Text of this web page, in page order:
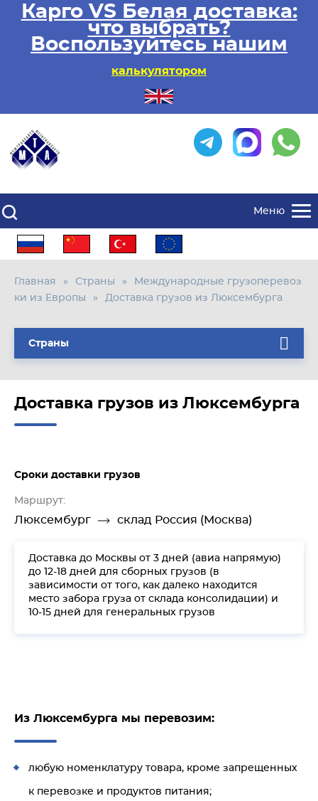
Карго VS Белая доставка:
что выбрать?
Воспользуйтесь нашим
калькулятором
Меню
Главная Страны
Международные грузоперевоз
ки из Европы
Доставка грузов из Люксембурга
Страны
Доставка грузов из Люксембурга
Сроки доставки грузов
Маршрут:
Люксембург склад Россия (Москва)
Доставка до Москвы от 3 дней (авиа напрямую)
до 12-18 дней для сборных грузов (в
зависимости от того, как далеко находится
место забора груза от склада консолидации) и
10-15 дней для генеральных грузов
Из Люксембурга мы перевозим:
любую номенклатуру товара, кроме запрещенных
к перевозке и продуктов питания;